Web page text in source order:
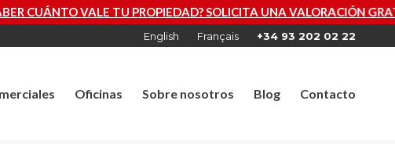
PROPIEDAD? SOLICITA UNA VALORACIÓN GRATUITA AHORA
English Français +34 93 202 02 22
Oficinas Sobre nosotros Blog Contacto